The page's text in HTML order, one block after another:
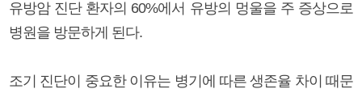
유방암 진단 환자의 60%에서 유방의 멍울을 주 증상으로
병원을 방문하게 된다.
조기 진단이 중요한 이유는 병기에 따른 생존율 차이 때문